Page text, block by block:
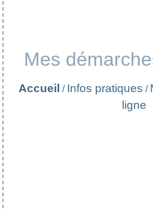
Mes
Accueil / Infos pratiques /
ligne